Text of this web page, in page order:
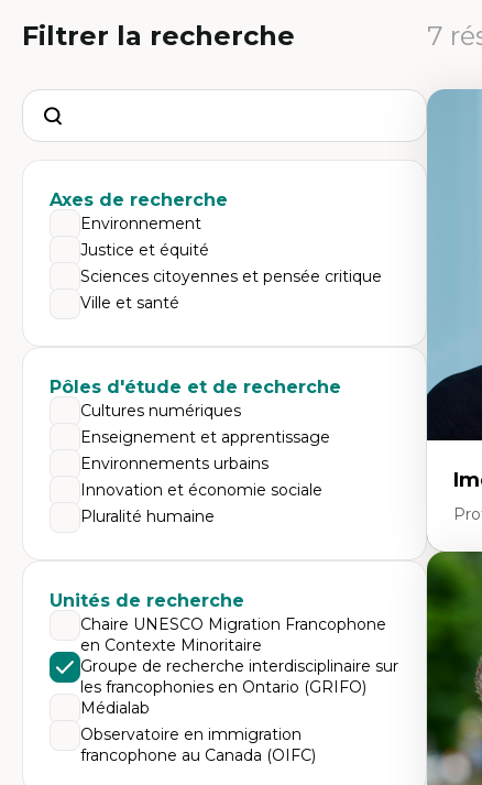
Filtrer la recherche
Search
Axes de recherche
Environnement
Justice et équité
Sciences citoyennes et pensée critique
Ville et santé
Pôles d'étude et de recherche
Cultures numériques
Enseignement et apprentissage
Environnements urbains
Innovation et économie sociale
Pluralité humaine
Unités de recherche
Chaire UNESCO Migration Francophone
en Contexte Minoritaire
Groupe de recherche interdisciplinaire sur
les francophonies en Ontario (GRIFO)
Médialab
Observatoire en immigration
francophone au Canada (OIFC)
7